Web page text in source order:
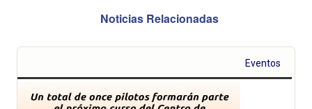
Noticias Relacionadas
Eventos